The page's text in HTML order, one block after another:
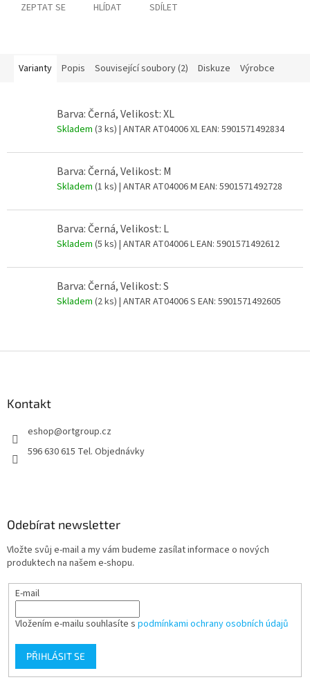
ZEPTAT SE HLÍDAT SDÍLET
Varianty Popis Související soubory (2) Diskuze Výrobce
Barva: Černá, Velikost: XL
Skladem (3 ks) | ANTAR AT04006 XLEAN: 5901571492834
Barva: Černá, Velikost: M
Skladem (1 ks) | ANTAR AT04006 M EAN: 5901571492728
Barva: Černá, Velikost: L
Skladem (5 ks) | ANTAR AT04006 LEAN: 5901571492612
Barva: Černá, Velikost: S
Skladem (2 ks) | ANTAR AT04006 S EAN: 5901571492605
Kontakt
eshop@ortgroup.cz
596 630 615 Tel. Objednávky
Odebírat newsletter
Vložte svůj e-mail a my vám budeme zasílat informace o nových
produktech na našem e-shopu.
E-mail
Vložením e-mailu souhlasíte s podmínkami ochrany osobních údajů
PŘIHLÁSIT SE